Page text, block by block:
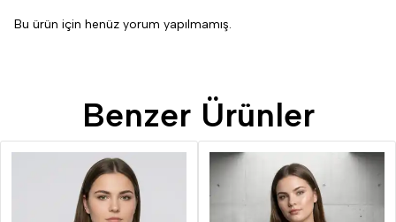
Bu ürün için henüz yorum yapılmamış.
Benzer Ürünler